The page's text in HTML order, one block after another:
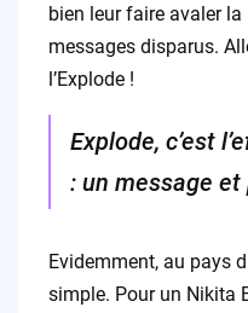
bien leur faire avaler
messages disparus.
l’Explode !
Explode, c’est
: un message et
Evidemment, au pays
simple. Pour un Nikita